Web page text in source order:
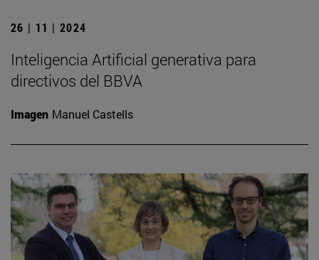
26 | 11 | 2024
Inteligencia Artificial generativa para
directivos del BBVA
Imagen Manuel Castells